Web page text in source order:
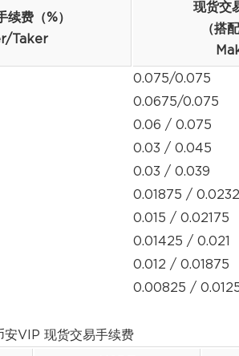
续费（%）
Taker
现货交
（搭
0.075/0.075
0.0675/0.075
0.06 / 0.075
0.03 / 0.045
0.03 / 0.039
0.01875 /
0.015 / 0.02175
0.01425 / 0.021
0.012 / 0.01875
0.00825 /
安VIP 现货交易手续费